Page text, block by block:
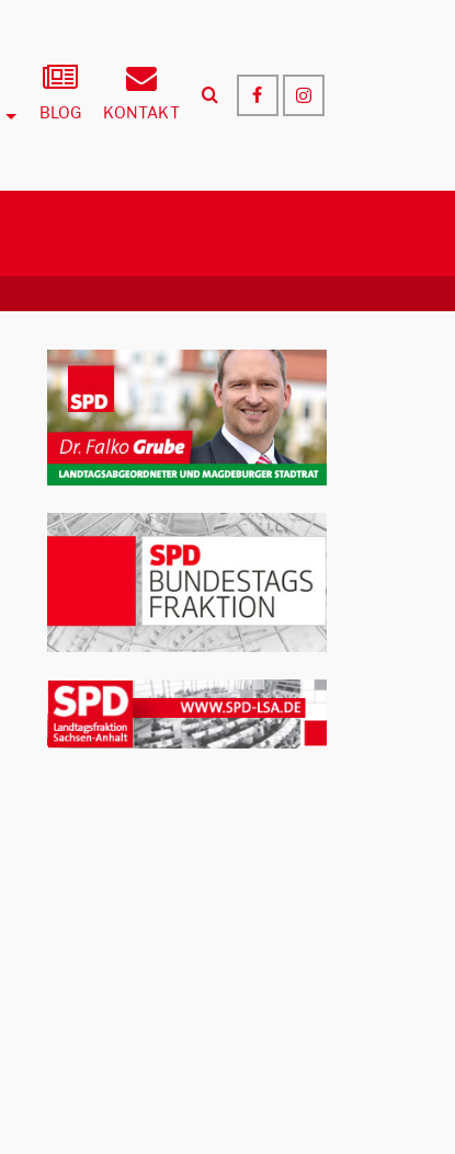
BLOG KONTAKT